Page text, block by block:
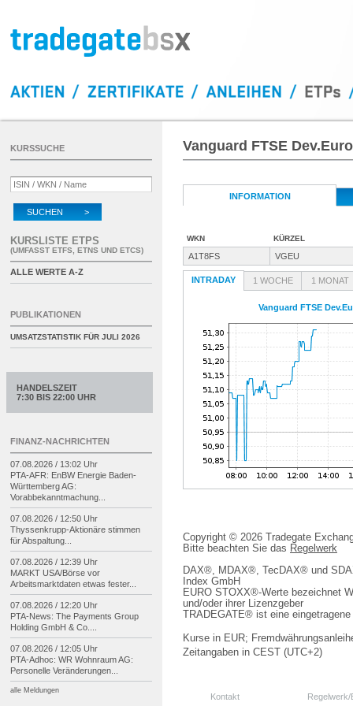
Vanguard FTSE
INFORMATION
WKN KÜRZEL
A1T8FS VGEU
INTRADAY 1 WOCHE 1 MONAT
Vanguard FTSE
Copyright © 2026 Tradegate
Bitte beachten Sie das Regelwerk
DAX®, MDAX®, TecDAX® und
Index GmbH
EURO STOXX®-Werte bezeichnet
und/oder ihrer Lizenzgeber
TRADEGATE® ist eine
Kurse in EUR;
Zeitangaben in CEST (UTC+2)
Kontakt
KURSSUCHE
SUCHEN >
KURSLISTE ETPS
(UMFASST ETFS, ETNS UND ETCS)
ALLE WERTE A-Z
PUBLIKATIONEN
UMSATZSTATISTIK FÜR JULI 2026
HANDELSZEIT
7:30 BIS 22:00 UHR
FINANZ-NACHRICHTEN
07.08.2026 / 13:02 Uhr
PTA-AFR: EnBW Energie Baden-
Württemberg AG:
Vorabbekanntmachung...
07.08.2026 / 12:50 Uhr
Thyssenkrupp-Aktionäre stimmen
für Abspaltung...
07.08.2026 / 12:39 Uhr
MARKT USA/Börse vor
Arbeitsmarktdaten etwas fester...
07.08.2026 / 12:20 Uhr
PTA-News: The Payments Group
Holding GmbH & Co....
07.08.2026 / 12:05 Uhr
PTA-Adhoc: WR Wohnraum AG:
Personelle Veränderungen...
alle Meldungen